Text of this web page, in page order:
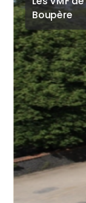
Boupère